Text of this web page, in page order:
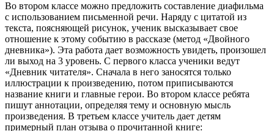
Во втором классе можно предложить составление диафильма
с использованием письменной речи. Наряду с цитатой из
текста, поясняющей рисунок, ученик высказывает свое
отношение к этому событию в рассказе (метод «Двойного
дневника»). Эта работа дает возможность увидеть, произошел
ли выход на 3 уровень. С первого класса ученики ведут
«Дневник читателя». Сначала в него заносятся только
иллюстрации к произведению, потом приписываются
название книги и главные герои. Во втором классе ребята
пишут аннотации, определяя тему и основную мысль
произведения. В третьем классе учитель дает детям
примерный план отзыва о прочитанной книге: